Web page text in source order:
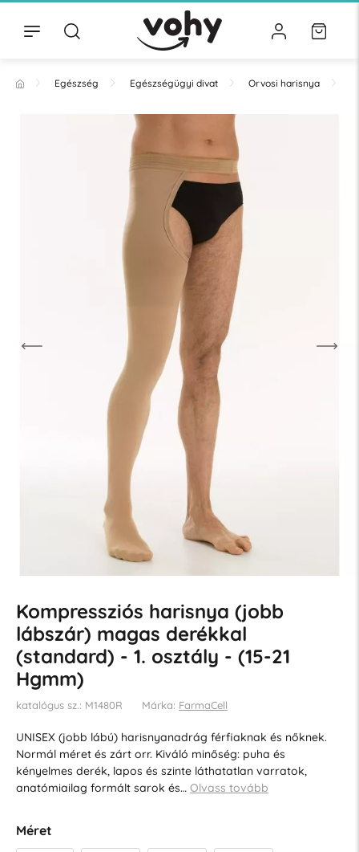
Egészség Egészségügyi divat Orvosi harisnya
Kompressziós harisnya (jobb
lábszár) magas derékkal
(standard) - 1. osztály - (15-21
Hgmm)
katalógus sz.: M1480R Márka: FarmaCell
UNISEX (jobb lábú) harisnyanadrág férfiaknak és nőknek.
Normál méret és zárt orr. Kiváló minőség: puha és
kényelmes derék, lapos és szinte láthatatlan varratok,
anatómiailag formált sarok és… Olvass tovább
Méret